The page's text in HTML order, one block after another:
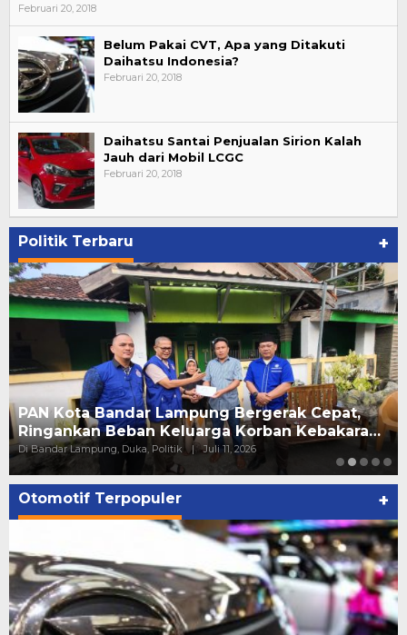
Februari 20, 2018
Belum Pakai CVT, Apa yang Ditakuti
Daihatsu Indonesia?
Februari 20, 2018
Daihatsu Santai Penjualan Sirion Kalah
Jauh dari Mobil LCGC
Februari 20, 2018
Politik Terbaru +
PAN Kota Bandar Lampung Bergerak Cepat,
Ringankan Beban Keluarga Korban Kebakara…
Di Bandar Lampung, Duka, Politik | Juli 11, 2026
Otomotif Terpopuler +